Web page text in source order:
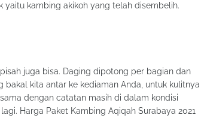
yaitu kambing akikoh yang telah disembelih.
juga bisa. Daging dipotong per bagian dan
kita antar ke kediaman Anda, untuk kulitnya
dengan catatan masih di dalam kondisi
Harga Paket Kambing Aqiqah Surabaya 2021